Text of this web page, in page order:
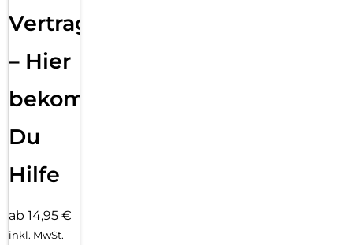
Vertragsabwicklung
– Hier
bekommst
Du
Hilfe
ab 14,95 €
inkl. MwSt.